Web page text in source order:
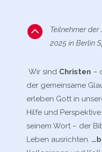

Teilnehmer
2025 in Berlin
Wir sind Christen –
der gemeinsame
erleben Gott in
Hilfe und
seinem Wort – der
Leben ausrichten.